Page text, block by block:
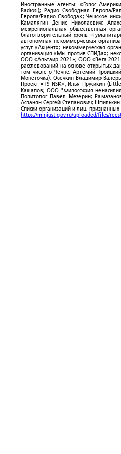
Иностранные агенты: «Голос
Radiosi); Радио Свободная Европа/
Европа/Радио Свобода»; Чешское
Камалягин Денис Николаевич;
межрегиональная общественная
благотворительный фонд
автономная некоммерческая
услуг «Акцент»; некоммерческая
организация «Мы против СПИДа»;
ООО «Альтаир 2021»; ООО «Вега
расследований на основе открытых
том числе о Чечне; Артемий
Монеточка); Осечкин Владимир
Проект «T9 NSK»; Илья Прусикин
Кашапов; ООО "Философия
Политолог Павел Мезерин;
Асланян Сергей Степанович;
Списки организаций и лиц,
https://minjust.gov.ru/uploaded/files/